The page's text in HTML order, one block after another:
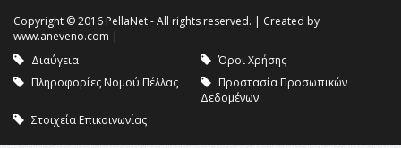
Copyright © 2016 PellaNet - All rights reserved. | Created by
www.aneveno.com |
Διαύγεια
Όροι Χρήσης
Πληροφορίες Νομού Πέλλας
Προστασία Προσωπικών
Δεδομένων
Στοιχεία Επικοινωνίας